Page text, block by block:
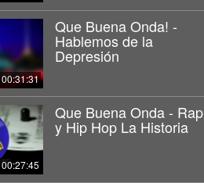
00:31:31
Que Buena Onda! -
Hablemos de la
Depresión
00:27:45
Que Buena Onda - Rap
y Hip Hop La Historia